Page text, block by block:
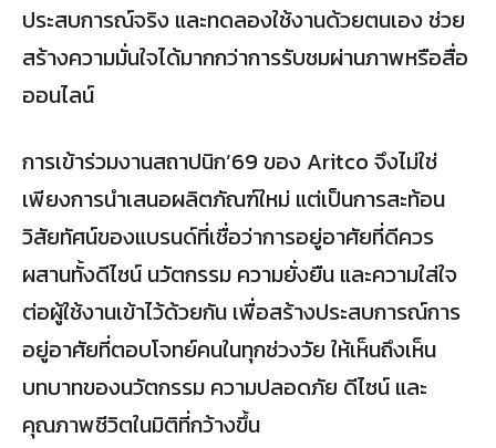
ประสบการณ์จริง และทดลองใช้งานด้วยตนเอง ช่วย
สร้างความมั่นใจได้มากกว่าการรับชมผ่านภาพหรือสื่อ
ออนไลน์
การเข้าร่วมงานสถาปนิก’69 ของ Aritco จึงไม่ใช่
เพียงการนำเสนอผลิตภัณฑ์ใหม่ แต่เป็นการสะท้อน
วิสัยทัศน์ของแบรนด์ที่เชื่อว่าการอยู่อาศัยที่ดีควร
ผสานทั้งดีไซน์ นวัตกรรม ความยั่งยืน และความใส่ใจ
ต่อผู้ใช้งานเข้าไว้ด้วยกัน เพื่อสร้างประสบการณ์การ
อยู่อาศัยที่ตอบโจทย์คนในทุกช่วงวัย ให้เห็นถึงเห็น
บทบาทของนวัตกรรม ความปลอดภัย ดีไซน์ และ
คุณภาพชีวิตในมิติที่กว้างขึ้น